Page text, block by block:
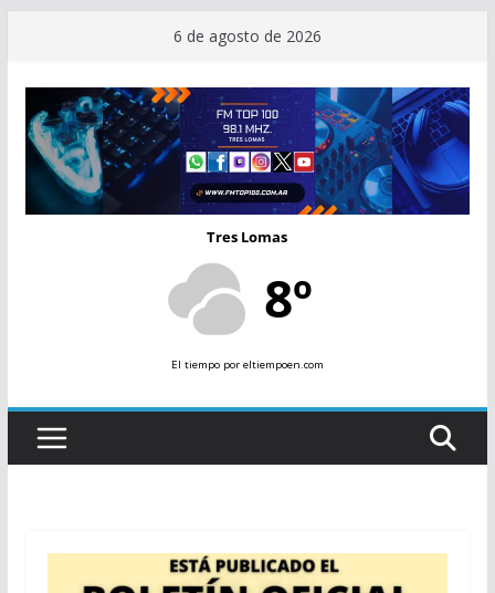
contenido
6 de agosto de 2026
Tres Lomas
8º
El tiempopor eltiempoen.com